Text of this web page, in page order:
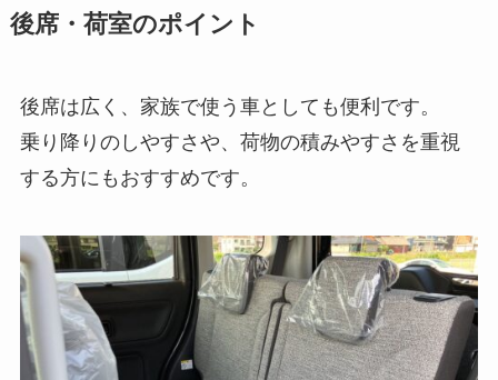
後席・荷室のポイント
後席は広く、家族で使う車としても便利です。
乗り降りのしやすさや、荷物の積みやすさを重視
する方にもおすすめです。